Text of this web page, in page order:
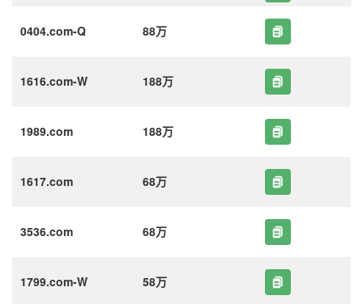
0404.com-Q 88万
1616.com-W 188万
1989.com 188万
1617.com 68万
3536.com 68万
1799.com-W 58万